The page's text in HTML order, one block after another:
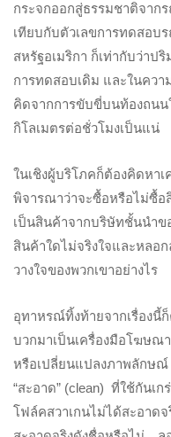
กระจกออกสู่ธรรมชาติจาก
เทียบกับตัวเลขการทดสอบ
สหรัฐอเมริกา ก็เท่ากับว่าป
การทดสอบเดิม และในควา
คิดจากการขับขี่บนท้องถนน
กิโลเมตรต่อชั่วโมงเป็นแน่
ในเชิงผู้บริโภคก็ต้องคิดหา
พิจารณาว่าจะซื้อหรือไม่ซื้
เป็นสินค้าจากบริษัทชั้นนำข
สินค้าใดไม่จริงใจและหลอ
วางใจของพวกเขาอย่างไร
อุทาหรณ์ทิ้งท้ายจากเรื่องนี้
บวกมาเป็นเครื่องมือโฆษณ
หรือเปลี่ยนแปลงภาพลักษณ์
“สะอาด” (clean) ที่ใช้กันเก
โฟล์คสวาเกนไม่ได้สะอาด